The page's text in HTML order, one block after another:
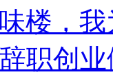
楼，
职创